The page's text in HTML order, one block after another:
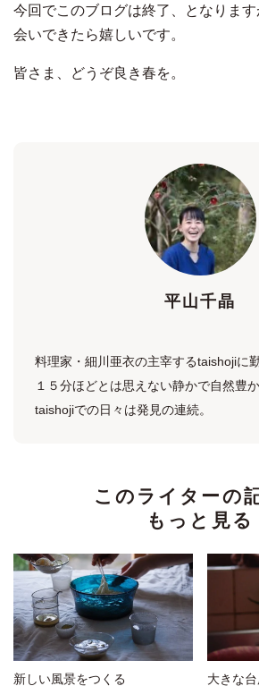
今回でこのブログは終了、となりま
会いできたら嬉しいです。
皆さま、どうぞ良き春を。
平山千晶
料理家・細川亜衣の主宰するtaishojiに
１５分ほどとは思えない静かで自然豊
taishojiでの日々は発見の連続。
このライターの
もっと見る
新しい風景をつくる 大きな